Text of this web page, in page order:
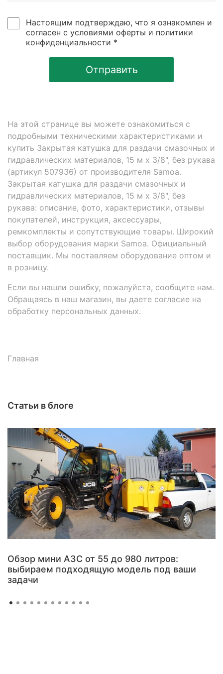
Настоящим подтверждаю, что я ознакомлен и
согласен с условиями оферты и политики
конфиденциальности *
Отправить
На этой странице вы можете ознакомиться с
подробными техническими характеристиками и
купить Закрытая катушка для раздачи смазочных и
гидравлических материалов, 15 м х 3/8", без рукава
(артикул 507936) от производителя Samoa.
Закрытая катушка для раздачи смазочных и
гидравлических материалов, 15 м х 3/8", без
рукава: описание, фото, характеристики, отзывы
покупателей, инструкция, аксессуары,
ремкомплекты и сопутствующие товары. Широкий
выбор оборудования марки Samoa. Официальный
поставщик. Мы поставляем оборудование оптом и
в розницу.
Если вы нашли ошибку, пожалуйста, сообщите нам.
Обращаясь в наш магазин, вы даете согласие на
обработку персональных данных.
Главная
Статьи в блоге
Обзор мини АЗС от 55 до 980 литров:
выбираем подходящую модель под ваши
задачи